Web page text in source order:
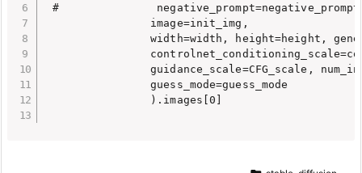
#
                image=init_img,
width=width, height=height,
guidance_scale=CFG_scale,
                guess_mode=guess_mode
                ).images[0]